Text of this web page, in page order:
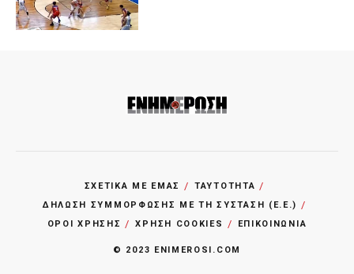
ΣΧΕΤΙΚΑ ΜΕ ΕΜΑΣ
ΤΑΥΤΟΤΗΤΑ
ΔΗΛΩΣΗ ΣΥΜΜΟΡΦΩΣΗΣ ΜΕ ΤΗ ΣΥΣΤΑΣΗ (Ε.Ε.)
ΌΡΟΙ ΧΡΗΣΗΣ
ΧΡΗΣΗ COOKIES ΕΠΙΚΟΙΝΩΝΙΑ
© 2023 ENIMEROSI.COM